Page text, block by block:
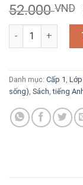
52.000VND
612 câu trắc
Danh mục: Cấp 1 Lớp
sống) Sách ,tiếng